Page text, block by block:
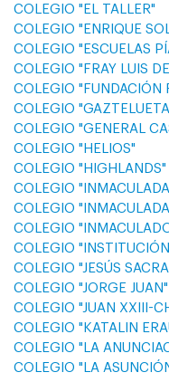
COLEGIO "EL TALLER"
COLEGIO "ENRIQUE
COLEGIO "ESCUELAS
COLEGIO "FRAY LUIS
COLEGIO "FUNDACIÓN
COLEGIO
COLEGIO "GENERAL
COLEGIO "HELIOS"
COLEGIO "HIGHLANDS"
COLEGIO
COLEGIO
COLEGIO
COLEGIO
COLEGIO "JESÚS
COLEGIO "JORGE JUAN"
COLEGIO "JUAN XXIII-
COLEGIO "KATALIN
COLEGIO "LA
COLEGIO "LA